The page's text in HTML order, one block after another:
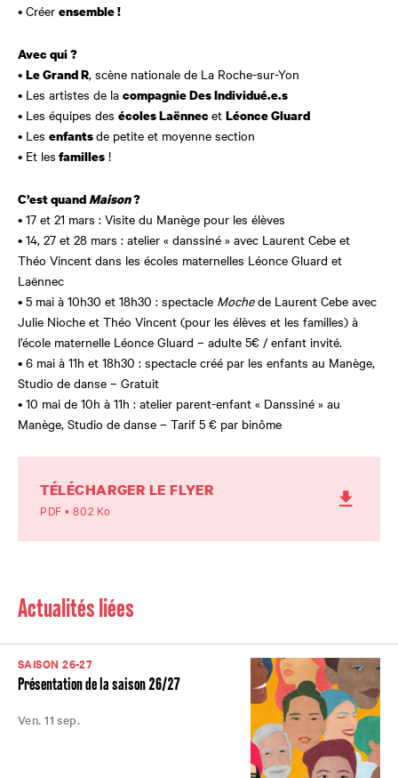
• Créer ensemble !
Avec qui ?
• Le Grand R, scène nationale de La Roche-sur-Yon
• Les artistes de la compagnie Des Individué.e.s
• Les équipes des écoles Laënnecet Léonce Gluard
• Les enfantsde petite et moyenne section
• Et les familles !
C’est quandMaison?
• 17 et 21 mars : Visite du Manège pour les élèves
• 14, 27 et 28 mars : atelier « danssiné » avec Laurent Cebe et
Théo Vincent dans les écoles maternelles Léonce Gluard et
Laënnec
• 5 mai à 10h30 et 18h30 : spectacle Mochede Laurent Cebe avec
Julie Nioche et Théo Vincent (pour les élèves et les familles) à
l’école maternelle Léonce Gluard – adulte 5€ / enfant invité.
• 6 mai à 11h et 18h30 : spectacle créé par les enfants au Manège,
Studio de danse – Gratuit
• 10 mai de 10h à 11h : atelier parent-enfant « Danssiné » au
Manège, Studio de danse – Tarif 5 € par binôme
TÉLÉCHARGER LE FLYER
PDF • 802 Ko
Actualités liées
SAISON 26-27
Présentation de la saison 26/27
Ven. 11 sep.